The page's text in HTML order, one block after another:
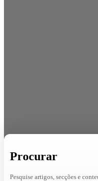
Procurar
Pesquise artigos, secções e